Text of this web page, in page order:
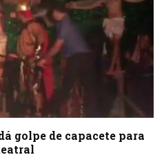
golpe de capacete para